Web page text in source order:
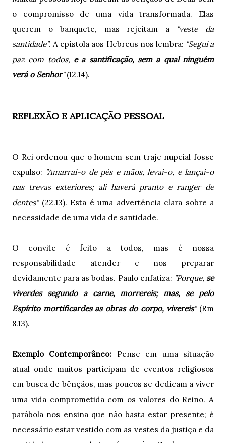
o compromisso de uma vida transformada. Elas
querem o banquete, mas rejeitam a
"veste da
santidade". A epístola aos Hebreus nos lembra: "Segui a
paz com todos, e a santificação, sem a qual ninguém
verá o Senhor"(12.14).
REFLEXÃO E APLICAÇÃO PESSOAL
O Rei ordenou que o homem sem traje nupcial fosse
expulso: "Amarrai-o de pés e mãos, levai-o, e lançai-o
nas trevas exteriores; ali haverá pranto e ranger de
dentes"(22.13). Esta é uma advertência clara sobre a
necessidade de uma vida de santidade.
O convite é feito a todos, mas é nossa
responsabilidade atender e nos preparar
devidamente para as bodas. Paulo enfatiza: "Porque, se
viverdes segundo a carne, morrereis; mas, se pelo
Espírito mortificardes as obras do corpo, vivereis"(Rm
8.13).
Exemplo Contemporâneo: Pense em uma situação
atual onde muitos participam de eventos religiosos
em busca de bênçãos, mas poucos se dedicam a viver
uma vida comprometida com os valores do Reino. A
parábola nos ensina que não basta estar presente; é
necessário estar vestido com as vestes da justiça e da